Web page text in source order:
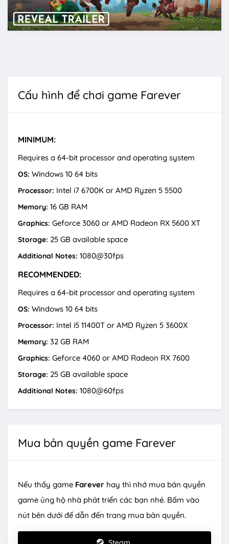
Cấu hình để chơi game Farever
MINIMUM:
Requires a 64-bit processor and operating system
OS: Windows 10 64 bits
Processor: Intel i7 6700K or AMD Ryzen 5 5500
Memory: 16 GB RAM
Graphics: Geforce 3060 or AMD Radeon RX 5600 XT
Storage: 25 GB available space
Additional Notes: 1080@30fps
RECOMMENDED:
Requires a 64-bit processor and operating system
OS: Windows 10 64 bits
Processor: Intel i5 11400T or AMD Ryzen 5 3600X
Memory: 32 GB RAM
Graphics: Geforce 4060 or AMD Radeon RX 7600
Storage: 25 GB available space
Additional Notes: 1080@60fps
Mua bản quyền game Farever
Nếu thấy game Farever hay thì nhớ mua bản quyền
game ủng hộ nhà phát triển các bạn nhé. Bấm vào
nút bên dưới để dẫn đến trang mua bản quyền.